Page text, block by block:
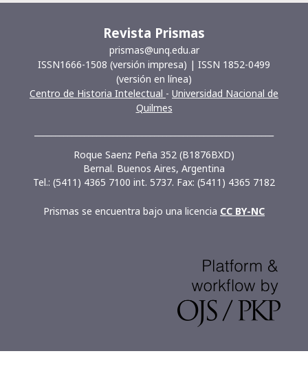
Revista Prismas
prismas@unq.edu.ar
ISSN1666-1508 (versión impresa) | ISSN 1852-0499
(versión en línea)
Centro de Historia Intelectual - Universidad Nacional de
Quilmes
Roque Saenz Peña 352 (B1876BXD)
Bernal. Buenos Aires, Argentina
Tel.: (5411) 4365 7100 int. 5737. Fax: (5411) 4365 7182
Prismas se encuentra bajo una licencia CC BY-NC